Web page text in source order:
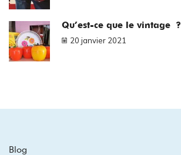
Qu’est-ce que le vintage ?
20 janvier 2021
Blog